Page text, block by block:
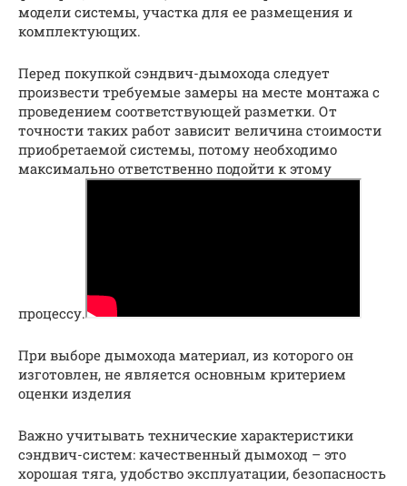
модели системы, участка для ее размещения и
комплектующих.
Перед покупкой сэндвич-дымохода следует
произвести требуемые замеры на месте монтажа с
проведением соответствующей разметки. От
точности таких работ зависит величина стоимости
приобретаемой системы, потому необходимо
максимально ответственно подойти к этому
процессу.
При выборе дымохода материал, из которого он
изготовлен, не является основным критерием
оценки изделия
Важно учитывать технические характеристики
сэндвич-систем: качественный дымоход – это
хорошая тяга, удобство эксплуатации, безопасность